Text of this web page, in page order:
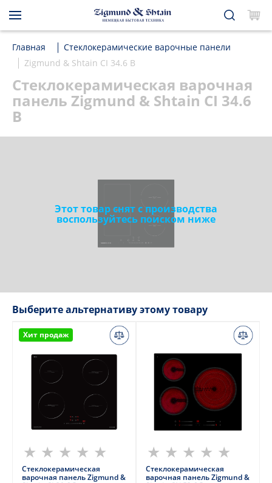
Главная
Стеклокерамические варочные панели
Zigmund & Shtain CI 34.6 B
Стеклокерамическая варочная
панель Zigmund & Shtain CI 34.6
B
Этот товар снят с производства
воспользуйтесь поиском ниже
Выберите альтернативу этому товару
Хит продаж
Стеклокерамическая
варочная панель Zigmund &
Стеклокерамическая
варочная панель Zigmund &